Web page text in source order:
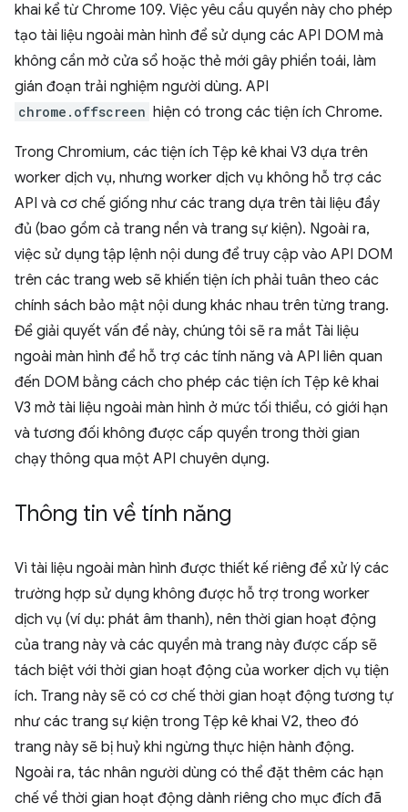
khai kể từ Chrome 109. Việc yêu cầu quyền này cho phép
tạo tài liệu ngoài màn hình để sử dụng các API DOM mà
không cần mở cửa sổ hoặc thẻ mới gây phiền toái, làm
gián đoạn trải nghiệm người dùng. API
chrome.offscreen hiện có trong các tiện ích Chrome.
Trong Chromium, các tiện ích Tệp kê khai V3 dựa trên
worker dịch vụ, nhưng worker dịch vụ không hỗ trợ các
API và cơ chế giống như các trang dựa trên tài liệu đầy
đủ (bao gồm cả trang nền và trang sự kiện). Ngoài ra,
việc sử dụng tập lệnh nội dung để truy cập vào API DOM
trên các trang web sẽ khiến tiện ích phải tuân theo các
chính sách bảo mật nội dung khác nhau trên từng trang.
Để giải quyết vấn đề này, chúng tôi sẽ ra mắt Tài liệu
ngoài màn hình để hỗ trợ các tính năng và API liên quan
đến DOM bằng cách cho phép các tiện ích Tệp kê khai
V3 mở tài liệu ngoài màn hình ở mức tối thiểu, có giới hạn
và tương đối không được cấp quyền trong thời gian
chạy thông qua một API chuyên dụng.
Thông tin về tính năng
Vì tài liệu ngoài màn hình được thiết kế riêng để xử lý các
trường hợp sử dụng không được hỗ trợ trong worker
dịch vụ (ví dụ: phát âm thanh), nên thời gian hoạt động
của trang này và các quyền mà trang này được cấp sẽ
tách biệt với thời gian hoạt động của worker dịch vụ tiện
ích. Trang này sẽ có cơ chế thời gian hoạt động tương tự
như các trang sự kiện trong Tệp kê khai V2, theo đó
trang này sẽ bị huỷ khi ngừng thực hiện hành động.
Ngoài ra, tác nhân người dùng có thể đặt thêm các hạn
chế về thời gian hoạt động dành riêng cho mục đích đã